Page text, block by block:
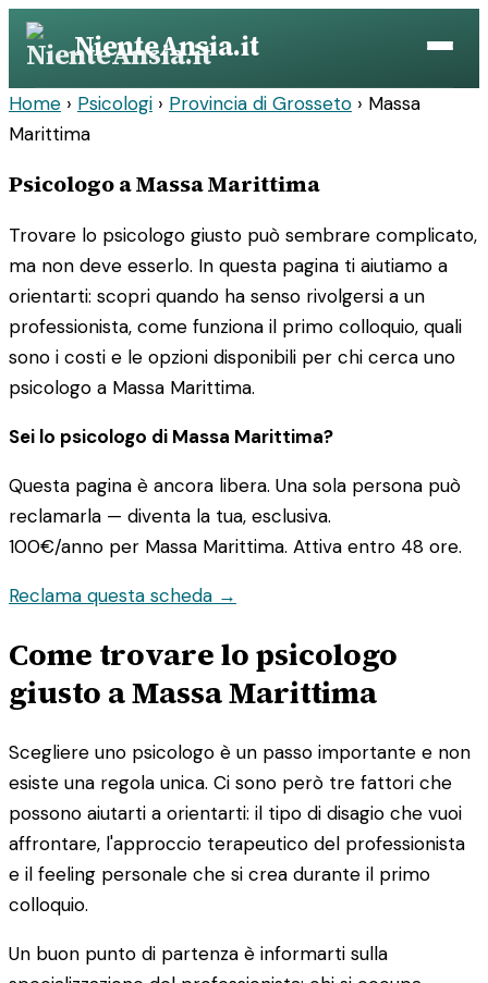
Vai
contenuto
NienteAnsia.it
Home › Psicologi › Provincia di Grosseto › Massa
Marittima
Psicologo a Massa Marittima
Trovare lo psicologo giusto può sembrare complicato,
ma non deve esserlo. In questa pagina ti aiutiamo a
orientarti: scopri quando ha senso rivolgersi a un
professionista, come funziona il primo colloquio, quali
sono i costi e le opzioni disponibili per chi cerca uno
psicologo a Massa Marittima.
Sei lo psicologo di Massa Marittima?
Questa pagina è ancora libera. Una sola persona può
reclamarla — diventa la tua, esclusiva.
100€/anno per Massa Marittima. Attiva entro 48 ore.
Reclama questa scheda →
Come trovare lo psicologo
giusto a Massa Marittima
Scegliere uno psicologo è un passo importante e non
esiste una regola unica. Ci sono però tre fattori che
possono aiutarti a orientarti: il tipo di disagio che vuoi
affrontare, l'approccio terapeutico del professionista
e il feeling personale che si crea durante il primo
colloquio.
Un buon punto di partenza è informarti sulla